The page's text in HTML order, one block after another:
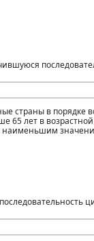
страны в порядке
65 лет в
наименьшим